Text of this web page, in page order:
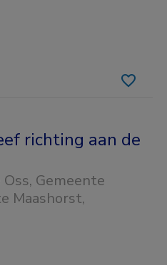
richting aan de
Gemeente
Maashorst,